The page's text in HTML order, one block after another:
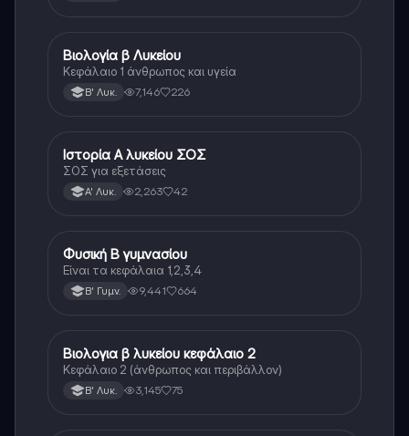
Βιολογία
Βιολογία β Λυκείου
Κεφάλαιο 1 άνθρωπος και υγεία
Β' Λυκ. 7,146 226
Ιστορία
Ιστορία Α λυκείου ΣΟΣ
ΣΟΣ για εξετάσεις
Α' Λυκ. 2,263 42
Φυσική
Φυσική Β γυμνασίου
Είναι τα κεφάλαια 1,2,3,4
Β' Γυμν. 9,441 664
Βιολογία
Βιολογια β λυκείου κεφάλαιο 2
Κεφάλαιο 2 (άνθρωπος και περιβάλλον)
Β' Λυκ. 3,145 75